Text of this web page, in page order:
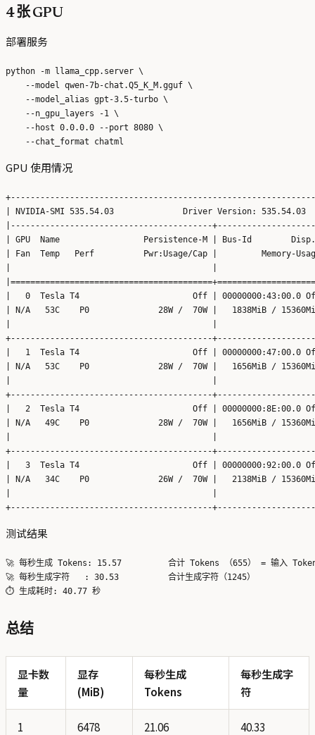
4 张 GPU
部署服务
python -m llama_cpp.server \
    --model qwen-7b-chat.Q5_K_M.gguf \
    --model_alias gpt-3.5-turbo \
    --n_gpu_layers -1 \
    --host 0.0.0.0 --port 8080 \
GPU 使用情况
| NVIDIA-SMI 535.54.03              Driver Version: 535.54.03
|-----------------------------------------
| GPU  Name                 Persistence-M | Bus-Id
| Fan  Temp   Perf          Pwr:Usage/Cap |         Memory-
|   0  Tesla T4                       Off |
| N/A   53C    P0              28W /  70W |   1838MiB /
+-----------------------------------------
|   1  Tesla T4                       Off |
| N/A   53C    P0              28W /  70W |   1656MiB /
+-----------------------------------------
|   2  Tesla T4                       Off |
| N/A   49C    P0              28W /  70W |   1656MiB /
+-----------------------------------------
|   3  Tesla T4                       Off |
| N/A   34C    P0              26W /  70W |   2138MiB /
测试结果
🚀 每秒生成 Tokens: 15.57 	 合计 Tokens （655） = 输入 Tokens（20） + 输出 Tokens（635）
🚀 每秒生成字符   : 30.53 	 合计生成字符（1245）
总结
显卡数
量
显存
(MiB)
每秒生成
Tokens
每秒生成字
符
1 6478 21.06 40.33